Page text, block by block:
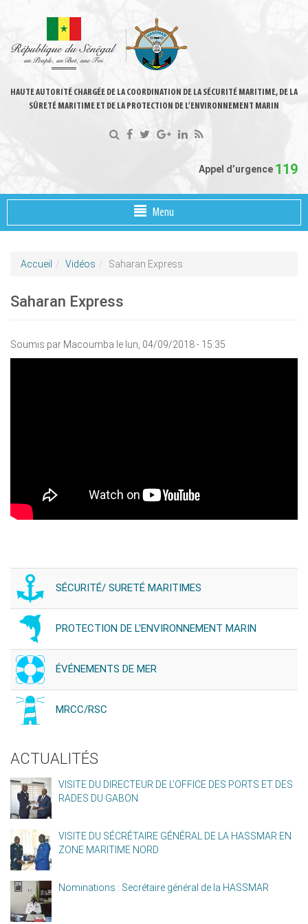
HAUTE AUTORITÉ CHARGÉE DE LA COORDINATION DE LA SÉCURITÉ MARITIME, DE LA
SÛRETÉ MARITIME ET DE LA PROTECTION DE L’ENVIRONNEMENT MARIN
Appel d’urgence 119
Menu
Accueil Vidéos Saharan Express
Saharan Express
Soumis par Macoumba le lun, 04/09/2018 - 15:35
SÉCURITÉ/ SURETÉ MARITIMES
PROTECTION DE L'ENVIRONNEMENT MARIN
ÉVÉNEMENTS DE MER
MRCC/RSC
ACTUALITÉS
VISITE DU DIRECTEUR DE L’OFFICE DES PORTS ET DES
RADES DU GABON
VISITE DU SÉCRÉTAIRE GÉNÉRAL DE LA HASSMAR EN
ZONE MARITIME NORD
Nominations : Secrétaire général de la HASSMAR